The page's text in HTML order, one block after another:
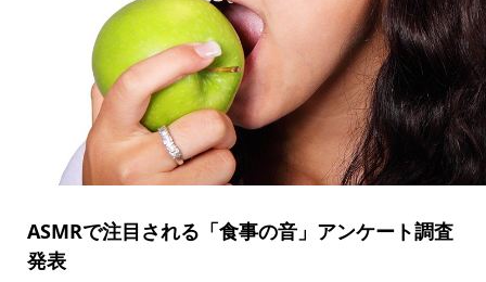
ASMRで注目される「食事の音」アンケート調査
発表